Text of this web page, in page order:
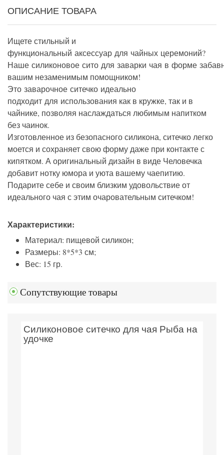
ОПИСАНИЕ ТОВАРА
Ищете стильный и
функциональный аксессуар для чайных церемоний?
Наше силиконовое сито для заварки чая в форме
вашим незаменимым помощником!
Это заварочное ситечко идеально
подходит для использования как в кружке, так и в
чайнике, позволяя наслаждаться любимым напитком
без чаинок.
Изготовленное из безопасного силикона, ситечко легко
моется и сохраняет свою форму даже при контакте с
кипятком. А оригинальный дизайн в виде Человечка
добавит нотку юмора и уюта вашему чаепитию.
Подарите себе и своим близким удовольствие от
идеального чая с этим очаровательным ситечком!
Характеристики:
Материал: пищевой силикон;
Размеры: 8*5*3 см;
Вес: 15 гр.
Сопутствующие товары
Силиконовое ситечко для чая Рыба на
удочке